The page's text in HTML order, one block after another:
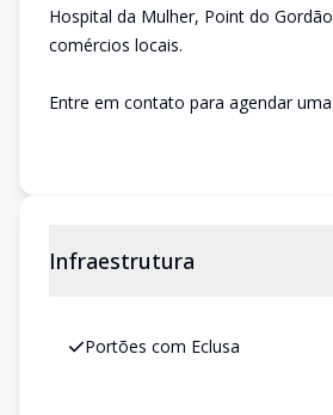
Hospital da Mulher, Point do
comércios locais.
Entre em contato para agendar
Infraestrutura
Portões com Eclusa